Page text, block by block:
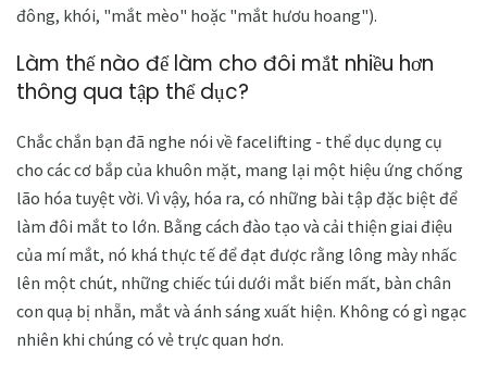
đông, khói, "mắt mèo" hoặc "mắt hươu hoang").
Làm thế nào để làm cho đôi mắt nhiều hơn
thông qua tập thể dục?
Chắc chắn bạn đã nghe nói về facelifting - thể dục dụng cụ
cho các cơ bắp của khuôn mặt, mang lại một hiệu ứng chống
lão hóa tuyệt vời. Vì vậy, hóa ra, có những bài tập đặc biệt để
làm đôi mắt to lớn. Bằng cách đào tạo và cải thiện giai điệu
của mí mắt, nó khá thực tế để đạt được rằng lông mày nhấc
lên một chút, những chiếc túi dưới mắt biến mất, bàn chân
con quạ bị nhẵn, mắt và ánh sáng xuất hiện. Không có gì ngạc
nhiên khi chúng có vẻ trực quan hơn.